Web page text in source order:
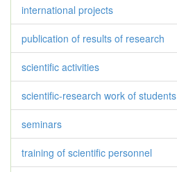
international projects
publication of results of research
scientific activities
scientific-research work of students
seminars
training of scientific personnel